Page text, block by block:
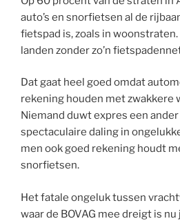
auto’s en snorfietsen al de
fietspad is, zoals in woonstraten.
landen zonder zo’n
Dat gaat heel goed omdat
rekening houden met zwakkere
Niemand duwt expres een ander
spectaculaire daling in
men ook goed rekening houdt
snorfietsen.
Het fatale ongeluk tussen
waar de BOVAG mee dreigt is